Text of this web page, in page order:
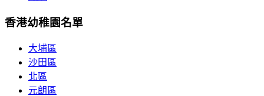
香港幼稚園名單
大埔區
沙田區
北區
元朗區